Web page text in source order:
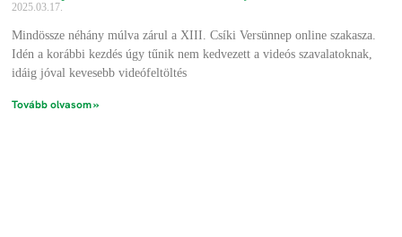
2025.03.17.
Mindössze néhány múlva zárul a XIII. Csíki Versünnep online szakasza.
Idén a korábbi kezdés úgy tűnik nem kedvezett a videós szavalatoknak,
idáig jóval kevesebb videófeltöltés
Tovább olvasom »